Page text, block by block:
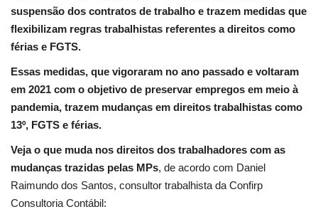
portugues English
suspensão dos contratos de trabalho e trazem medidas que
flexibilizam regras trabalhistas referentes a direitos como
férias e FGTS.
Essas medidas, que vigoraram no ano passado e voltaram
em 2021 com o objetivo de preservar empregos em meio à
pandemia, trazem mudanças em direitos trabalhistas como
13º, FGTS e férias.
Veja o que muda nos direitos dos trabalhadores com as
mudanças trazidas pelas MPs, de acordo com Daniel
Raimundo dos Santos, consultor trabalhista da Confirp
Consultoria Contábil: